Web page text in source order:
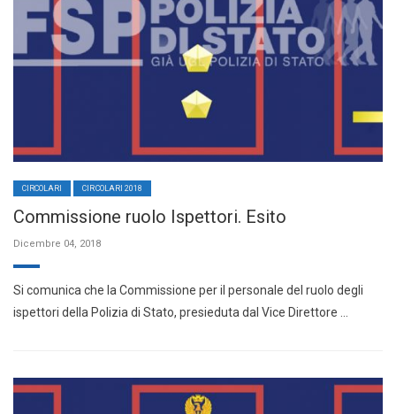
CIRCOLARI CIRCOLARI 2018
Commissione ruolo Ispettori. Esito
Dicembre 04, 2018
Si comunica che la Commissione per il personale del ruolo degli
ispettori della Polizia di Stato, presieduta dal Vice Direttore …